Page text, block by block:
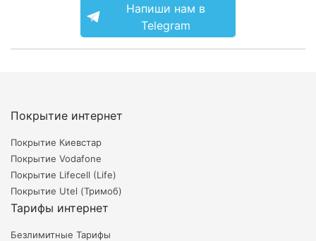
Напиши нам в
Telegram
Покрытие интернет
Покрытие Киевстар
Покрытие Vodafone
Покрытие Lifecell (Life)
Покрытие Utel (Тримоб)
Тарифы интернет
Безлимитные Тарифы